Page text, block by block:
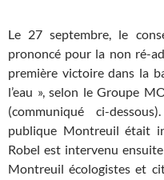
Le 27 septembre, le
prononcé pour la non ré-
première victoire dans la
l’eau », selon le Groupe
(communiqué ci-
publique Montreuil était
Robel est intervenu
Montreuil écologistes et